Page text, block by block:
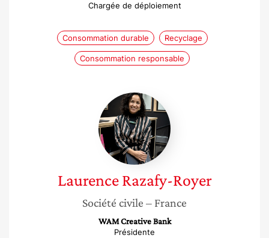
Chargée de déploiement
Consommation durable Recyclage
Consommation responsable
Laurence
Razafy-
Royer
Laurence Razafy-Royer
Société civile – France
WAM Creative Bank
Présidente